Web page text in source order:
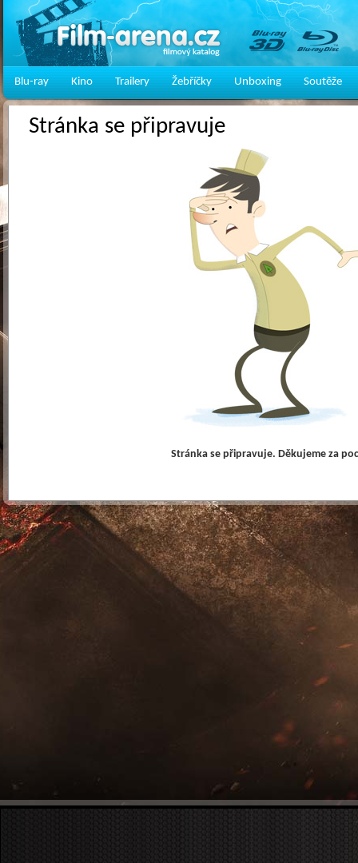
Blu-ray Kino Trailery Žebříčky Unboxing Soutěže
Stránka se připravuje
Stránka se připravuje. Děkujeme za